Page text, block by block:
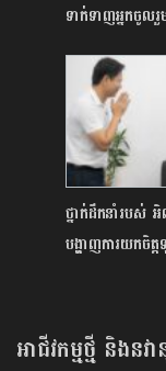
ទាក់ទាញអ្នកចូល
ថ្នាក់ដឹកនាំរប
បង្ហាញការយកចិត្
អាជីវកម្មថ្មី និងនវា